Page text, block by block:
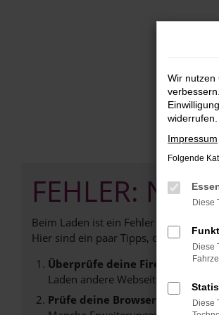
FEHLER:
Beim Laden ist ein Fehler aufgetreten.
Hier sind ein paar Tipps, die dir helfen
Überprüfe deine Firewall und
Laden andere Webseiten, zum
Prüfe deine
Wir nutzen
Impressum
Folgende
Diese
Diese
Diese